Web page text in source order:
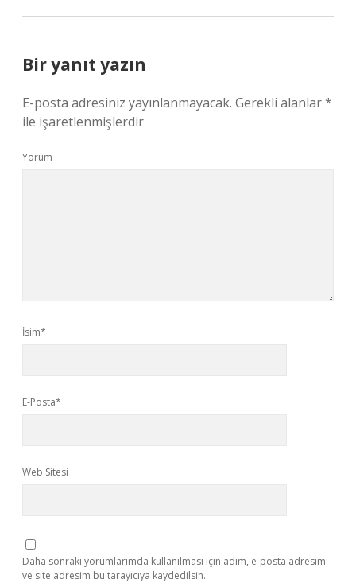
Bir yanıt yazın
E-posta adresiniz yayınlanmayacak. Gerekli alanlar*
ile işaretlenmişlerdir
Yorum
İsim*
E-Posta*
Web Sitesi
Daha sonraki yorumlarımda kullanılması için adım, e-posta adresim
ve site adresim bu tarayıcıya kaydedilsin.